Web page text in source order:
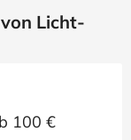
Licht-
100 €